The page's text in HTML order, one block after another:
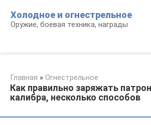
контенту
Холодное и огнестрельное
Оружие, боевая техника, награды
Главная » Огнестрельное
Как правильно заряжать
калибра, несколько способов